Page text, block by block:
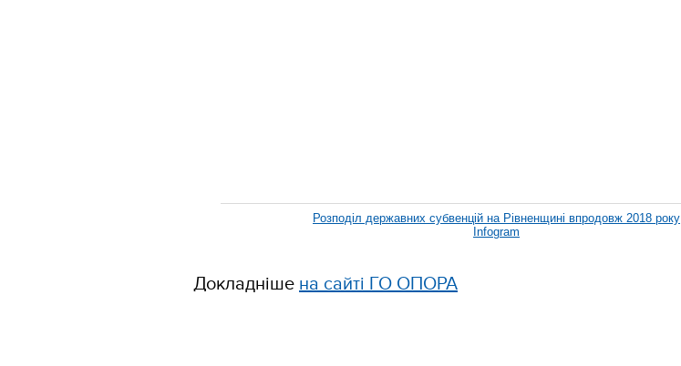
Розподіл державних субвенцій на Рівненщині впродовж 2018 року
Infogram
Докладніше на сайті ГО ОПОРА